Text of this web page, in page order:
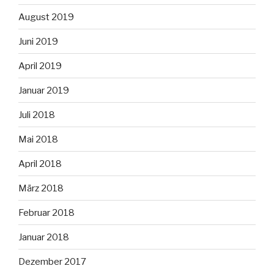
August 2019
Juni 2019
April 2019
Januar 2019
Juli 2018
Mai 2018
April 2018
März 2018
Februar 2018
Januar 2018
Dezember 2017